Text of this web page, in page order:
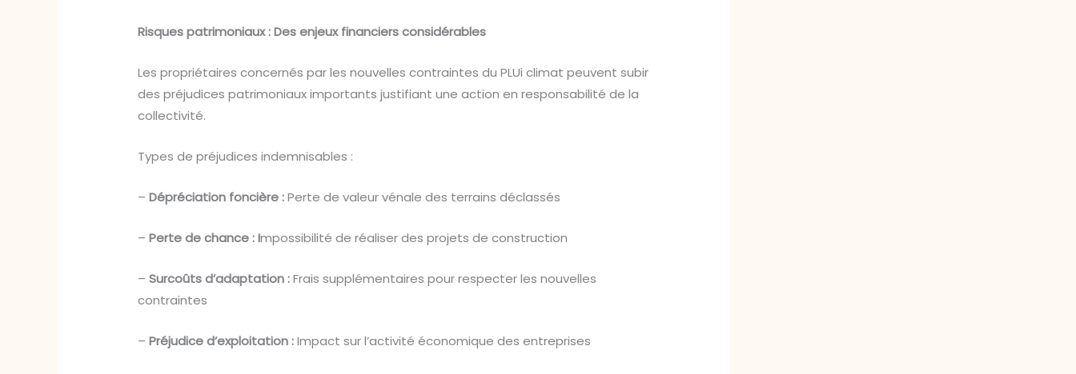
Risques patrimoniaux : Des enjeux financiers considérables
Les propriétaires concernés par les nouvelles contraintes du PLUi climat peuvent subir
des préjudices patrimoniaux importants justifiant une action en responsabilité de la
collectivité.
Types de préjudices indemnisables :
–Dépréciation foncière :Perte de valeur vénale des terrains déclassés
–Perte de chance : Impossibilité de réaliser des projets de construction
–Surcoûts d’adaptation :Frais supplémentaires pour respecter les nouvelles
contraintes
– Préjudice d’exploitation :Impact sur l’activité économique des entreprises